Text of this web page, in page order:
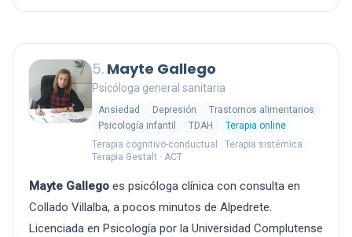
5. Mayte Gallego
Psicóloga general sanitaria
Ansiedad Depresión
Trastornos alimentarios
Psicología infantil
TDAH
Terapia online
Terapia cognitivo-conductual · Terapia sistémica ·
Terapia Gestalt · ACT
Mayte Gallego es psicóloga clínica con consulta en
Collado Villalba, a pocos minutos de Alpedrete.
Licenciada en Psicología por la Universidad Complutense